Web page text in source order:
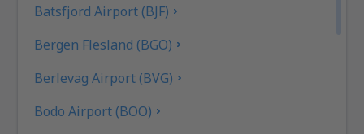
Batsfjord Airport (BJF)
Bergen Flesland (BGO)
Berlevag Airport (BVG)
Bodo Airport (BOO)